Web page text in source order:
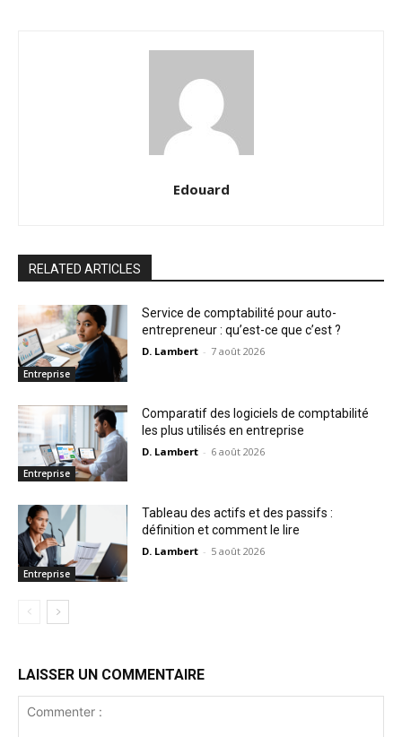
Edouard
RELATED ARTICLES
Entreprise
Service de comptabilité pour auto-
entrepreneur : qu’est-ce que c’est ?
D. Lambert - 7 août 2026
Entreprise
Comparatif des logiciels de comptabilité
les plus utilisés en entreprise
D. Lambert - 6 août 2026
Entreprise
Tableau des actifs et des passifs :
définition et comment le lire
D. Lambert - 5 août 2026
LAISSER UN COMMENTAIRE